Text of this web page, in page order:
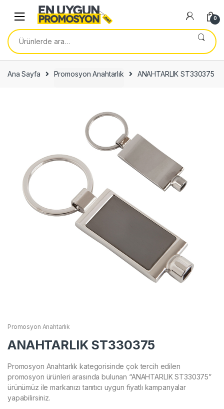
navigation
content
0
Ara:
Ana Sayfa Promosyon Anahtarlık ANAHTARLIK ST330375
Promosyon Anahtarlık
ANAHTARLIK ST330375
Promosyon Anahtarlık kategorisinde çok tercih edilen
promosyon ürünleri arasında bulunan “ANAHTARLIK ST330375”
ürünümüz ile markanızı tanıtıcı uygun fiyatlı kampanyalar
yapabilirsiniz.